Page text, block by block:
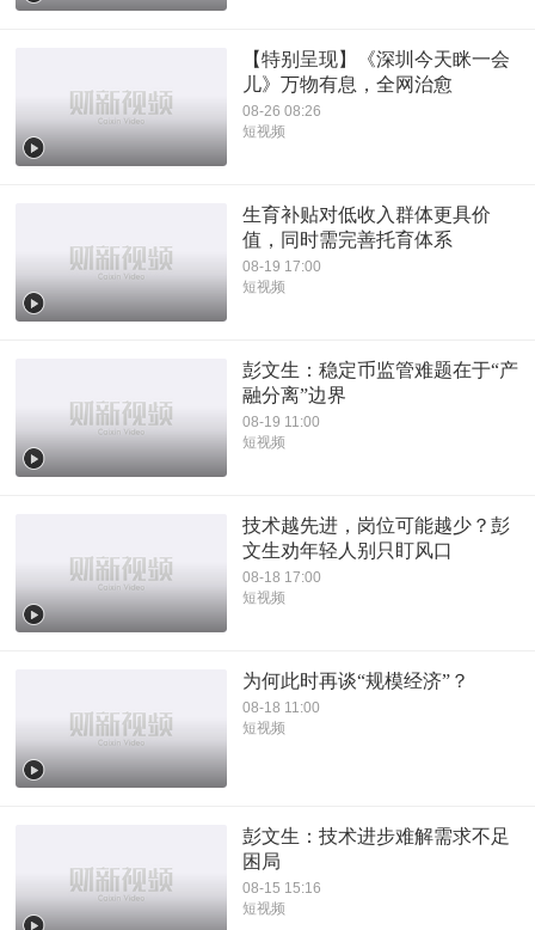
【特别呈现】《深圳今天眯一会
儿》万物有息，全网治愈
08-26 08:26
短视频
生育补贴对低收入群体更具价
值，同时需完善托育体系
08-19 17:00
短视频
彭文生：稳定币监管难题在于“产
融分离”边界
08-19 11:00
短视频
技术越先进，岗位可能越少？彭
文生劝年轻人别只盯风口
08-18 17:00
短视频
为何此时再谈“规模经济”？
08-18 11:00
短视频
彭文生：技术进步难解需求不足
困局
08-15 15:16
短视频